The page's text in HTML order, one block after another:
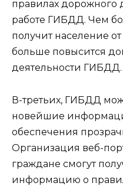
правилах дорожного
работе ГИБДД. Чем
получит население
больше повысится
деятельности ГИБДД.
В-третьих, ГИБДД
новейшие
обеспечения
Организация веб-
граждане смогут
информацию о